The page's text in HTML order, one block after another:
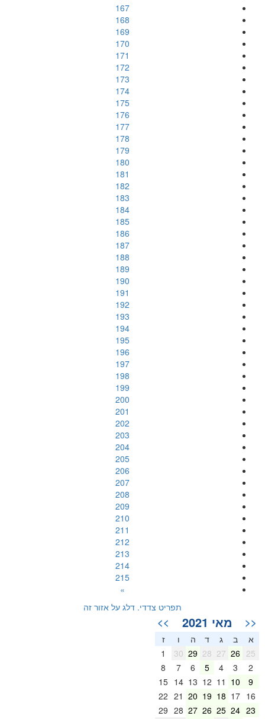
167
168
169
170
171
172
173
174
175
176
177
178
179
180
181
182
183
184
185
186
187
188
189
190
191
192
193
194
195
196
197
198
199
200
201
202
203
204
205
206
207
208
209
210
211
212
213
214
215
»
תפריט צדדי. דלג על אזור זה
<< מאי 2021 >>
א ב ג ד ה
ז
25
26
27
28
29
30
2
3
4
5
6
7
8
9
10
11
12
13
14
15
16
17
18
19
20
21
22
23
24
25
26
27
28
29